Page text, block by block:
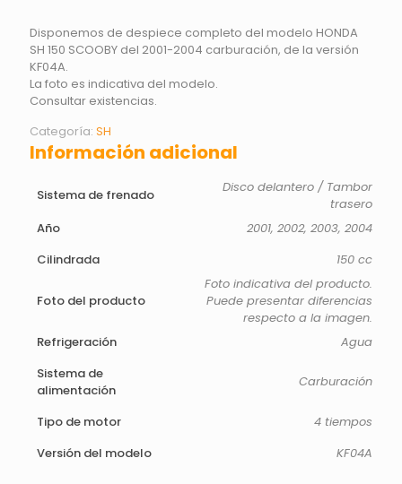
Disponemos de despiece completo del modelo HONDA
SH 150 SCOOBY del 2001-2004 carburación, de la versión
KF04A.
La foto es indicativa del modelo.
Consultar existencias.
Categoría: SH
Información adicional
Sistema de frenado
Disco delantero / Tambor
trasero
Año
2001, 2002, 2003, 2004
Cilindrada
150 cc
Foto del producto
Foto indicativa del producto.
Puede presentar diferencias
respecto a la imagen.
Refrigeración
Agua
Sistema de
alimentación
Carburación
Tipo de motor
4 tiempos
Versión del modelo
KF04A